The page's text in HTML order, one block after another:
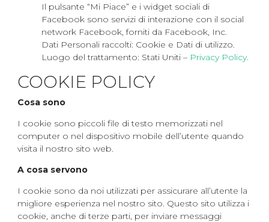
Il pulsante “Mi Piace” e i widget sociali di
Facebook sono servizi di interazione con il social
network Facebook, forniti da Facebook, Inc.
Dati Personali raccolti: Cookie e Dati di utilizzo.
Luogo del trattamento: Stati Uniti – Privacy Policy.
COOKIE POLICY
Cosa sono
I cookie sono piccoli file di testo memorizzati nel
computer o nel dispositivo mobile dell’utente quando
visita il nostro sito web.
A cosa servono
I cookie sono da noi utilizzati per assicurare all’utente la
migliore esperienza nel nostro sito. Questo sito utilizza i
cookie, anche di terze parti, per inviare messaggi